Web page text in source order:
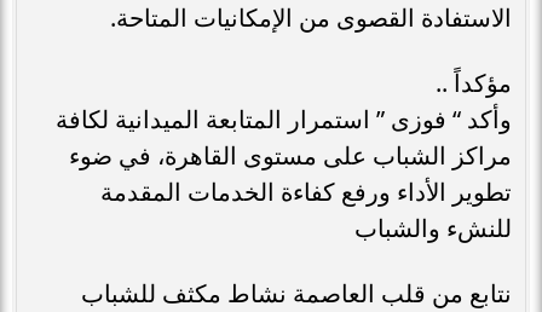
الاستفادة القصوى من الإمكانيات المتاحة.
مؤكداً ..
وأكد “ فوزى ” استمرار المتابعة الميدانية لكافة
مراكز الشباب على مستوى القاهرة، في ضوء
تطوير الأداء ورفع كفاءة الخدمات المقدمة
للنشء والشباب
نتابع من قلب العاصمة نشاط مكثف للشباب